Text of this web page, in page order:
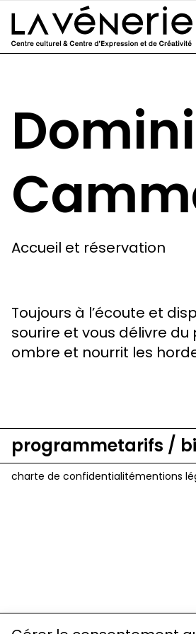
Aller au contenu principal
Accueil et réservation
Toujours à l’écoute et
sourire et vous délivre du
ombre et nourrit les
programmetarifs /
charte de confidentialitémentions